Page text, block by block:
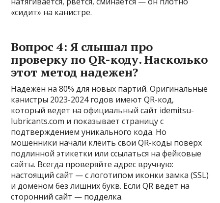
«сидит» на канистре.
Вопрос 4: Я слышал про
проверку по QR-коду. Насколько
этот метод надежен?
Надежен на 80% для новых партий. Оригинальные
канистры 2023-2024 годов имеют QR-код,
который ведет на официальный сайт idemitsu-
lubricants.com и показывает страницу с
подтверждением уникального кода. Но
мошенники начали клеить свои QR-коды поверх
подлинной этикетки или ссылаться на фейковые
сайты. Всегда проверяйте адрес вручную:
настоящий сайт — с логотипом иконки замка (SSL)
и доменом без лишних букв. Если QR ведет на
сторонний сайт — подделка.